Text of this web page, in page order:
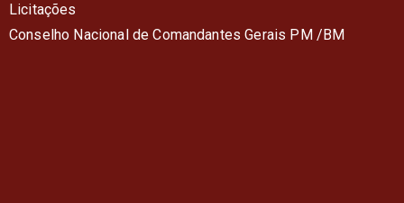
Licitações
Conselho Nacional de Comandantes Gerais PM /BM